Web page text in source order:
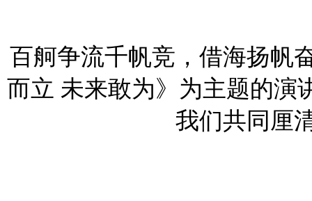
百舸争流千帆竞，借海扬帆
而立 未来敢为》为主题的演
我们共同厘